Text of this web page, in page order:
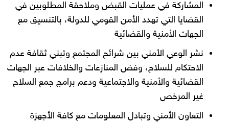
المشاركة في عمليات القبض وملاحقة المطلوبين في
القضايا التي تهدد الأمن القومي للدولة، بالتنسيق مع
الجهات الأمنية والقضائية
نشر الوعي الأمني بين شرائح المجتمع وتبني ثقافة عدم
الاحتكام للسلاح، وفض المنازعات والخلافات عبر الجهات
القضائية والأمنية والاجتماعية ودعم برامج جمع السلاح
غير المرخص
التعاون الأمني وتبادل المعلومات مع كافة الأجهزة